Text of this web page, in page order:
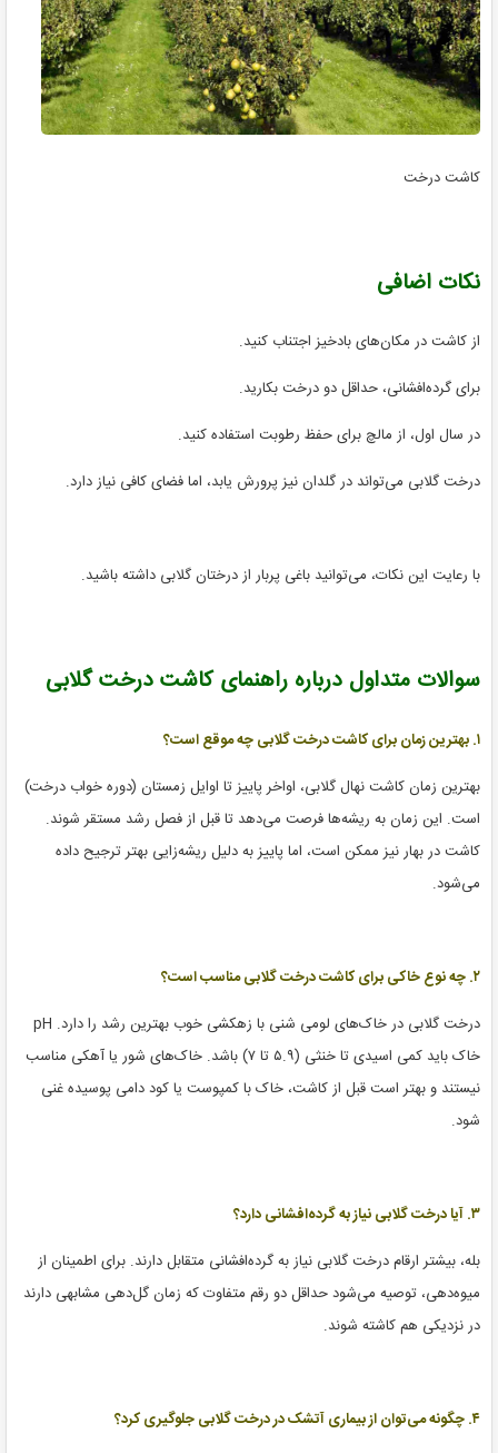
کاشت درخت
نکات اضافی
از کاشت در مکان‌های بادخیز اجتناب کنید.
برای گرده‌افشانی، حداقل دو درخت بکارید.
در سال اول، از مالچ برای حفظ رطوبت استفاده کنید.
درخت گلابی می‌تواند در گلدان نیز پرورش یابد، اما فضای کافی نیاز دارد.
با رعایت این نکات، می‌توانید باغی پربار از درختان گلابی داشته باشید.
سوالات متداول درباره راهنمای کاشت درخت گلابی
۱. بهترین زمان برای کاشت درخت گلابی چه موقع است؟
بهترین زمان کاشت نهال گلابی، اواخر پاییز تا اوایل زمستان (دوره خواب درخت)
است. این زمان به ریشه‌ها فرصت می‌دهد تا قبل از فصل رشد مستقر شوند.
کاشت در بهار نیز ممکن است، اما پاییز به دلیل ریشه‌زایی بهتر ترجیح داده
می‌شود.
۲. چه نوع خاکی برای کاشت درخت گلابی مناسب است؟
درخت گلابی در خاک‌های لومی شنی با زهکشی خوب بهترین رشد را دارد. pH
خاک باید کمی اسیدی تا خنثی (۵.۹ تا ۷) باشد. خاک‌های شور یا آهکی مناسب
نیستند و بهتر است قبل از کاشت، خاک با کمپوست یا کود دامی پوسیده غنی
شود.
۳. آیا درخت گلابی نیاز به گرده‌افشانی دارد؟
بله، بیشتر ارقام درخت گلابی نیاز به گرده‌افشانی متقابل دارند. برای اطمینان از
میوه‌دهی، توصیه می‌شود حداقل دو رقم متفاوت که زمان گل‌دهی مشابهی دارند
در نزدیکی هم کاشته شوند.
۴. چگونه می‌توان از بیماری آتشک در درخت گلابی جلوگیری کرد؟